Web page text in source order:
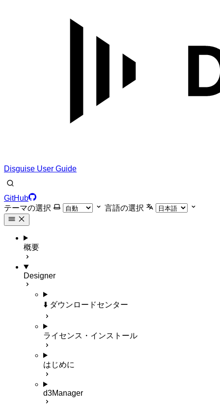
Disguise User Guide
GitHub
テーマの選択
言語の選択
概要
Designer
⬇️ ダウンロードセンター
ライセンス・インストール
はじめに
d3Manager